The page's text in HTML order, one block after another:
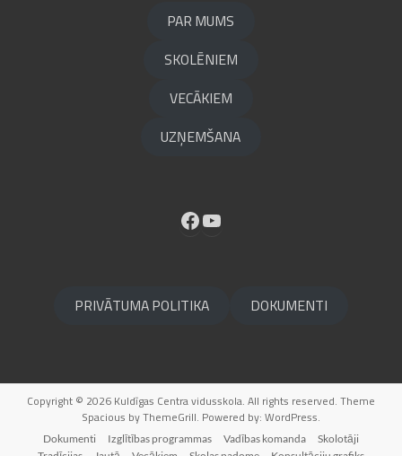
PAR MUMS
SKOLĒNIEM
VECĀKIEM
UZŅEMŠANA
Facebook
YouTube
PRIVĀTUMA POLITIKA DOKUMENTI
Copyright © 2026Kuldīgas Centra vidusskola. All rights reserved. Theme
Spacious by ThemeGrill. Powered by:WordPress.
Dokumenti Izglītības programmas Vadības komanda
Skolotāji